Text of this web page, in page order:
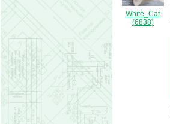
White_Cat
(6838)